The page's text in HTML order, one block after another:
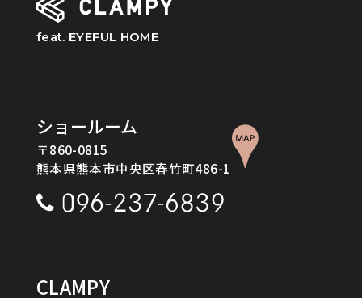
feat. EYEFUL HOME
ショールーム
〒860-0815
熊本県熊本市中央区春竹町486-1
CLAMPY